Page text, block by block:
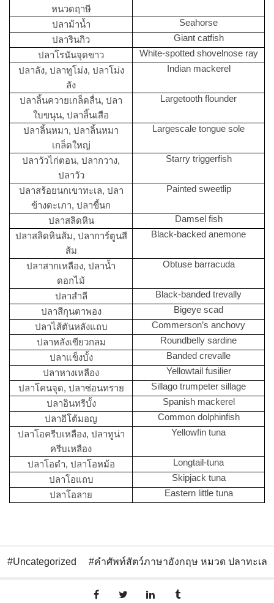
หนวดฤาษี
ปลาม้าน้ำ
Seahorse
ปลารินกิว
Giant catfish
ปลาโรนันจุดขาว
White-spotted shovelnose ray
ปลาลัง, ปลาทูโม่ง, ปลาโม่ง
ลัง
Indian mackerel
ปลาลิ้นควายเกล็ดลื่น, ปลา
ใบขนุน, ปลาลิ้นเสือ
Largetooth flounder
ปลาลิ้นหมา, ปลาลิ้นหมา
เกล็ดใหญ่
Largescale tongue sole
ปลาวัวไก่ตอน, ปลากวาง,
ปลาวัว
Starry triggerfish
ปลาสร้อยนกเขาทะเล, ปลา
ข้างตะเภา, ปลาขี้นก
Painted sweetlip
ปลาสลิดหิน
Damsel fish
ปลาสลิดหินส้ม, ปลาการ์ตูนสี
ส้ม
Black-backed anemone
ปลาสากเหลือง, ปลาน้ำ
ดอกไม้
Obtuse barracuda
ปลาสำลี
Black-banded trevally
ปลาสีกุนตาพอง
Bigeye scad
ปลาไส้ตันหลังแถบ
Commerson’s anchovy
ปลาหลังเขียวกลม
Roundbelly sardine
ปลาแข็งบั้ง
Banded crevalle
ปลาหางเหลือง
Yellowtail fusilier
ปลาโคนจุด, ปลาซ่อนทราย
Sillago trumpeter sillage
ปลาอินทรีบั้ง
Spanish mackerel
ปลาอีโต้มอญ
Common dolphinfish
ปลาโอครีบเหลือง, ปลาทูน่า
ครีบเหลือง
Yellowfin tuna
ปลาโอดำ, ปลาโอหม้อ
Longtail-tuna
ปลาโอแถบ
Skipjack tuna
ปลาโอลาย
Eastern little tuna
Uncategorized คำศัพท์สัตว์ภาษาอังกฤษ หมวด ปลาทะเล